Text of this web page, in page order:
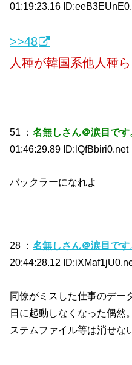
01:19:23.16
>>48
人種が韓国系他人種
51 ：名無しさん＠涙目です
01:46:29.89 ID:lQfBbiri0.net
バックラーになれよ
28 ：名無しさん＠涙目です
20:44:28.12
同僚がミスした仕事のデー
日に起動しなくなった偶然
ステムファイル等は消せ